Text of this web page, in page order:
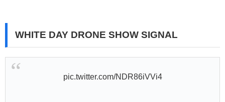
WHITE DAY DRONE SHOW SIGNAL
pic.twitter.com/NDR86iVVi4